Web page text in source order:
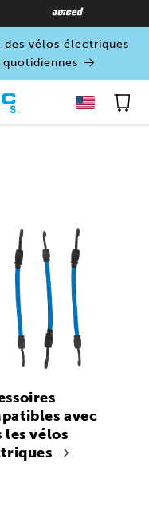
des vélos électriques
Panier
avec
les vélos